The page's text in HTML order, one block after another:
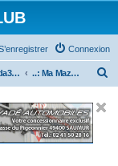
Connexion
..: Mazda3 :.. ..: Ma Mazda3 :..